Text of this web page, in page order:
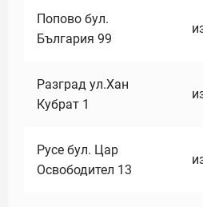
Попово бул.
България 99
Разград ул.Хан
Кубрат 1
Русе бул. Цар
Освободител 13